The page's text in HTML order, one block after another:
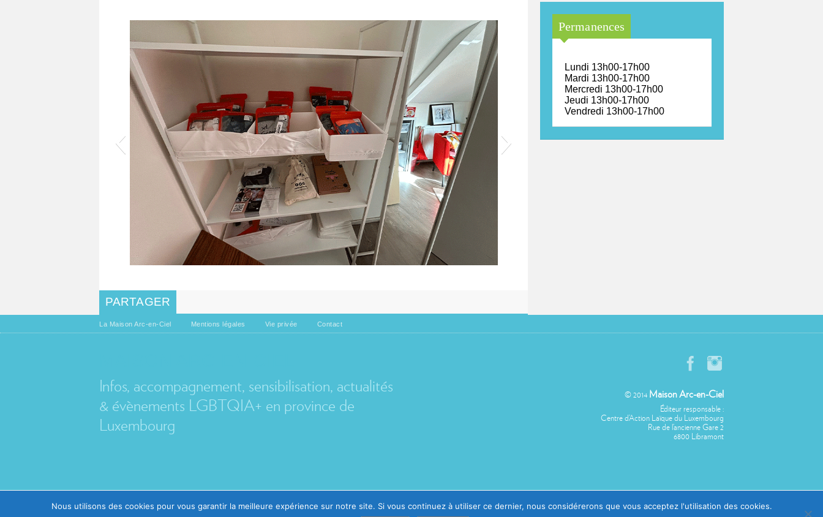
PARTAGER
Permanences
Lundi 13h00-17h00
Mardi 13h00-17h00
Mercredi 13h00-17h00
Jeudi 13h00-17h00
Vendredi 13h00-17h00
La Maison Arc-en-Ciel Mentions légales Vie privée Contact
Infos, accompagnement, sensibilisation, actualités
& évènements LGBTQIA+ en province de
Luxembourg
© 2014 Maison Arc-en-Ciel
Éditeur responsable :
Centre d’Action Laïque du Luxembourg
Rue de l’ancienne Gare 2
6800 Libramont
Nous utilisons des cookies pour vous garantir la meilleure expérience sur notre site. Si vous continuez à utiliser ce dernier, nous considérerons que vous acceptez l'utilisation des cookies.